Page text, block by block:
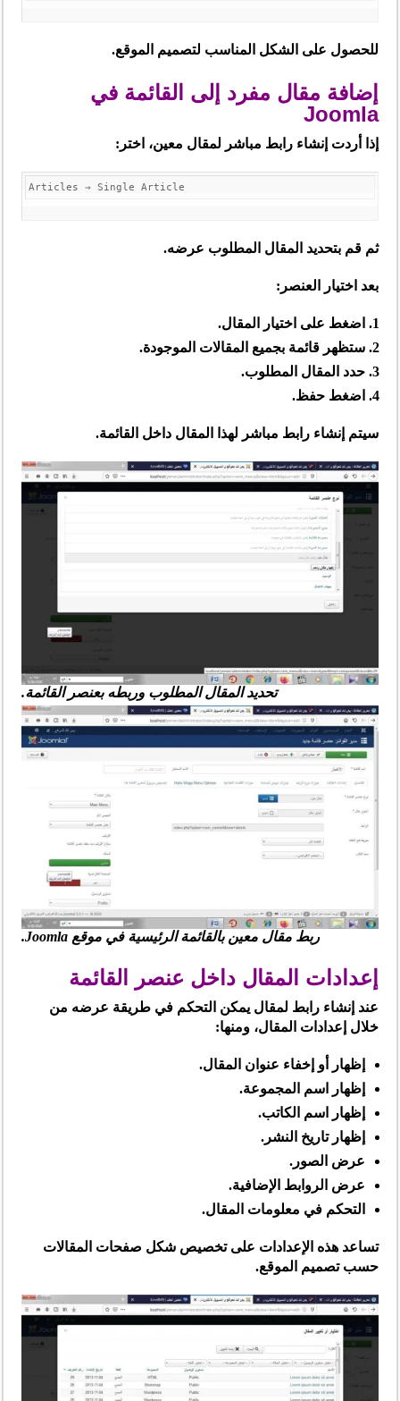
للحصول على الشكل المناسب لتصميم الموقع.
إضافة مقال مفرد إلى القائمة في
Joomla
إذا أردت إنشاء رابط مباشر لمقال معين، اختر:
ثم قم بتحديد المقال المطلوب عرضه.
بعد اختيار العنصر:
اضغط على اختيار المقال.
ستظهر قائمة بجميع المقالات الموجودة.
حدد المقال المطلوب.
اضغط حفظ.
سيتم إنشاء رابط مباشر لهذا المقال داخل القائمة.
تحديد المقال المطلوب وربطه بعنصر القائمة.
ربط مقال معين بالقائمة الرئيسية في موقع Joomla.
إعدادات المقال داخل عنصر القائمة
عند إنشاء رابط لمقال يمكن التحكم في طريقة عرضه من
خلال إعدادات المقال، ومنها:
إظهار أو إخفاء عنوان المقال.
إظهار اسم المجموعة.
إظهار اسم الكاتب.
إظهار تاريخ النشر.
عرض الصور.
عرض الروابط الإضافية.
التحكم في معلومات المقال.
تساعد هذه الإعدادات على تخصيص شكل صفحات المقالات
حسب تصميم الموقع.